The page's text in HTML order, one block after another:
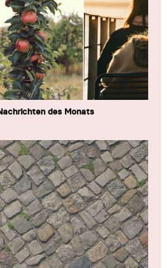
des Monats